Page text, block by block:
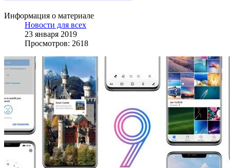
Информация о материале
Новости для всех
23 января 2019
Просмотров: 2618